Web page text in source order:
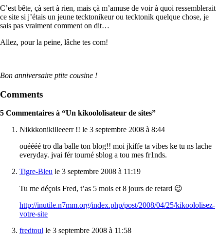
C’est bête, çà sert à rien, mais çà m’amuse de voir à quoi ressemblerait
ce site si j’étais un jeune tecktonikeur ou tecktonik quelque chose, je
sais pas vraiment comment on dit…
Allez, pour la peine, lâche tes com!
Bon anniversaire ptite cousine !
Comments
5 Commentaires à “Un kikoololisateur de sites”
Nikkkonikilleeerr !! le 3 septembre 2008 à 8:44
ouéééé tro dla balle ton blog!! moi jkiffe ta vibes ke tu ns lache
everyday. jvai fér tourné sblog a tou mes fr1nds.
Tigre-Bleu le 3 septembre 2008 à 11:19
Tu me déçois Fred, t’as 5 mois et 8 jours de retard 😉
http://inutile.n7mm.org/index.php/post/2008/04/25/kikoololisez-
votre-site
fredtoul le 3 septembre 2008 à 11:58